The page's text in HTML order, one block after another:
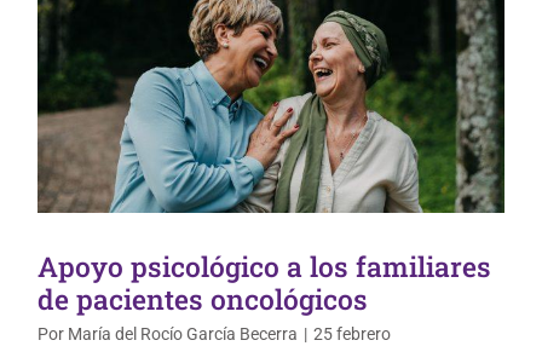
Apoyo psicológico a los familiares
de pacientes oncológicos
Por María del Rocío García Becerra | 25 febrero
Salud Mental Uso correcto de medicamentos